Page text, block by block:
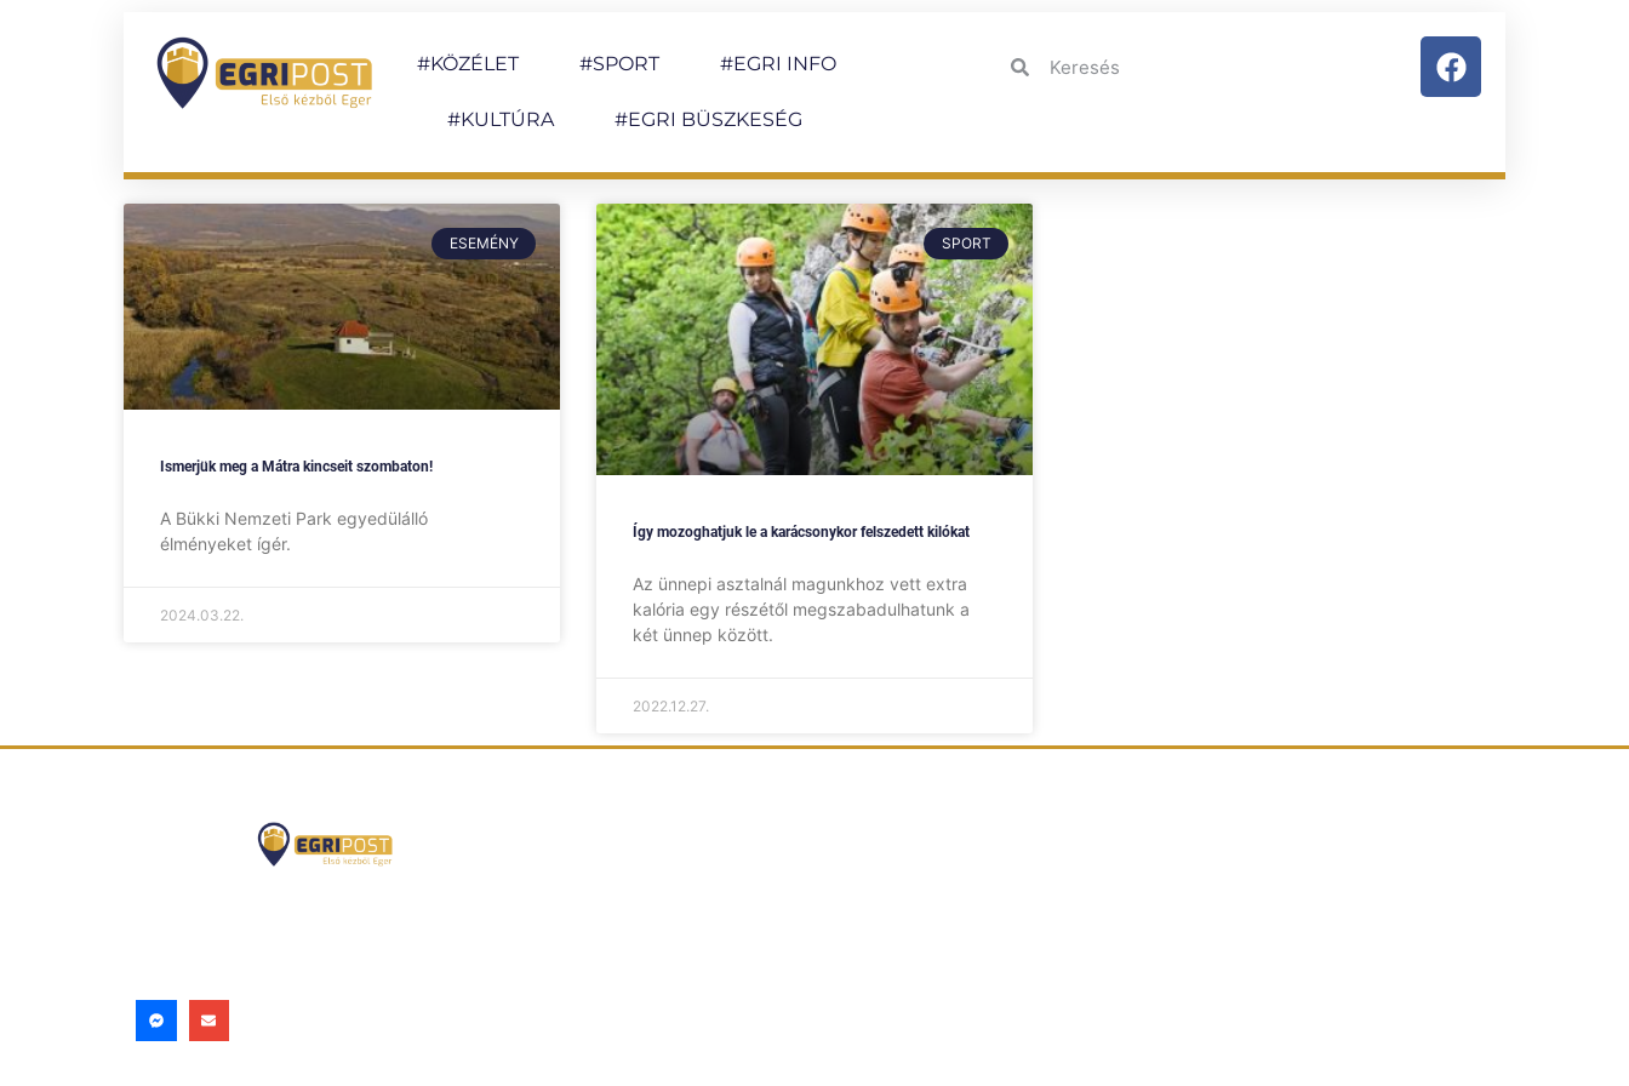
#KÖZÉLET #SPORT #EGRI INFO
#KULTÚRA #EGRI BÜSZKESÉG
ESEMÉNY
Ismerjük meg a Mátra kincseit szombaton!
A Bükki Nemzeti Park egyedülálló
élményeket ígér.
2024.03.22.
SPORT
Így mozoghatjuk le a karácsonykor felszedett kilókat
Az ünnepi asztalnál magunkhoz vett extra
kalória egy részétől megszabadulhatunk a
két ünnep között.
2022.12.27.